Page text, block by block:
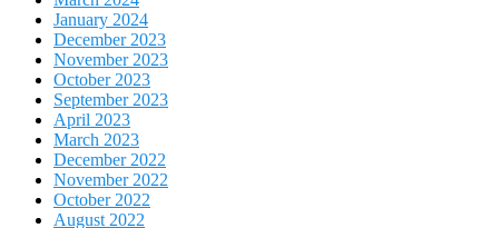
January 2024
December 2023
November 2023
October 2023
September 2023
April 2023
March 2023
December 2022
November 2022
October 2022
August 2022